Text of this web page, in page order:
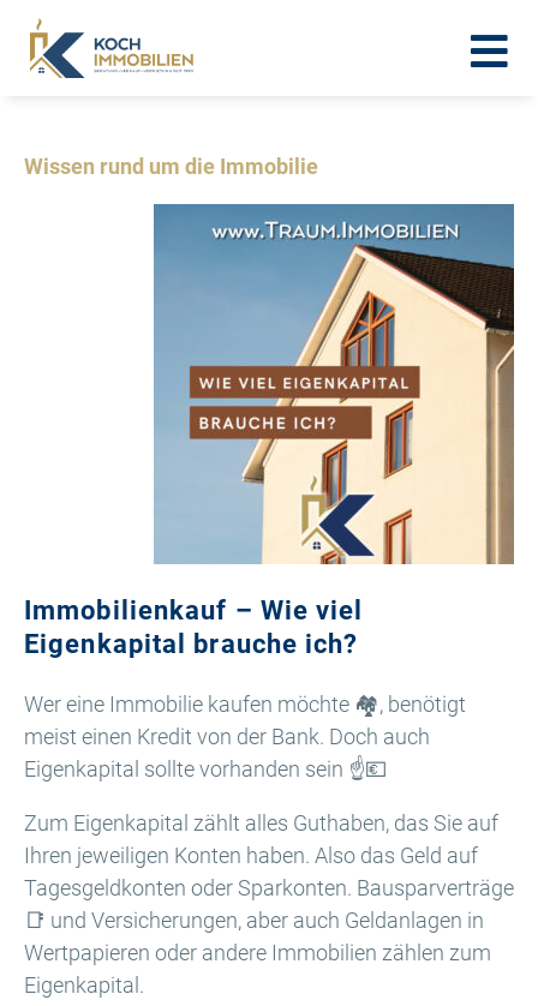
Wissen rund um die Immobilie
Immobilienkauf – Wie viel
Eigenkapital brauche ich?
Wer eine Immobilie kaufen möchte 🏘️, benötigt
meist einen Kredit von der Bank. Doch auch
Eigenkapital sollte vorhanden sein ☝️💶
Zum Eigenkapital zählt alles Guthaben, das Sie auf
Ihren jeweiligen Konten haben. Also das Geld auf
Tagesgeldkonten oder Sparkonten. Bausparverträge
📑 und Versicherungen, aber auch Geldanlagen in
Wertpapieren oder andere Immobilien zählen zum
Eigenkapital.